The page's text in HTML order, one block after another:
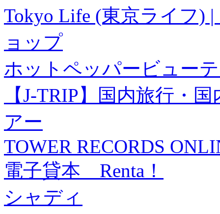
Tokyo Life (東京ライフ)
ョップ
ホットペッパービュー
【J-TRIP】国内旅行・
アー
TOWER RECORDS
電子貸本 Renta！
シャディ